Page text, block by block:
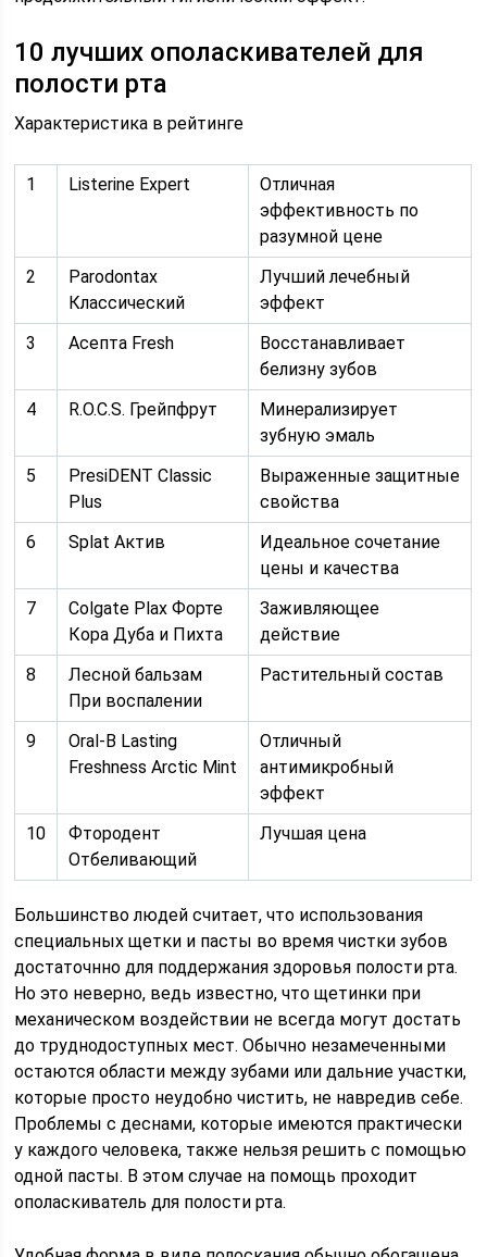
10 лучших ополаскивателей для
полости рта
Характеристика в рейтинге
1 Listerine Expert
Отличная
эффективность по
разумной цене
2
Parodontax
Классический
Лучший лечебный
эффект
3
Асепта Fresh
Восстанавливает
белизну зубов
4
R.O.C.S. Грейпфрут
Минерализирует
зубную эмаль
5
PresiDENT Classic
Plus
Выраженные защитные
свойства
6
Splat Актив
Идеальное сочетание
цены и качества
7
Colgate Plax Форте
Кора Дуба и Пихта
Заживляющее
действие
8
Лесной бальзам
При воспалении
Растительный состав
9
Oral-B Lasting
Freshness Arctic Mint
Отличный
антимикробный
эффект
10
Фтородент
Отбеливающий
Лучшая цена
Большинство людей считает, что использования
специальных щетки и пасты во время чистки зубов
достаточнно для поддержания здоровья полости рта.
Но это неверно, ведь известно, что щетинки при
механическом воздействии не всегда могут достать
до труднодоступных мест. Обычно незамеченными
остаются области между зубами или дальние участки,
которые просто неудобно чистить, не навредив себе.
Проблемы с деснами, которые имеются практически
у каждого человека, также нельзя решить с помощью
одной пасты. В этом случае на помощь проходит
ополаскиватель для полости рта.